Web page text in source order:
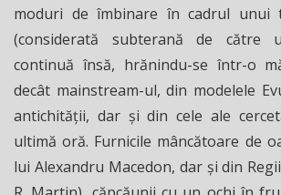
moduri de îmbinare în cadrul unui
(considerată subterană de către
continuă însă, hrănindu-se într-o
decât mainstream-ul, din modelele
antichităţii, dar şi din cele ale
ultimă oră. Furnicile mâncătoare de
lui Alexandru Macedon, dar şi din